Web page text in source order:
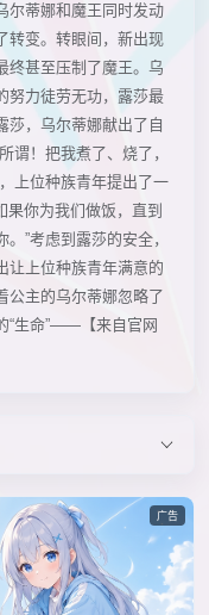
尔蒂娜和魔王同时发动
转变。转眼间，新出现
终甚至压制了魔王。乌
努力徒劳无功，露莎最
莎，乌尔蒂娜献出了自
！把我煮了、烧了，
上位种族青年提出了一
果你为我们做饭，直到
”考虑到露莎的安全，
让上位种族青年满意的
公主的乌尔蒂娜忽略了
“生命”——【来自官网
广告